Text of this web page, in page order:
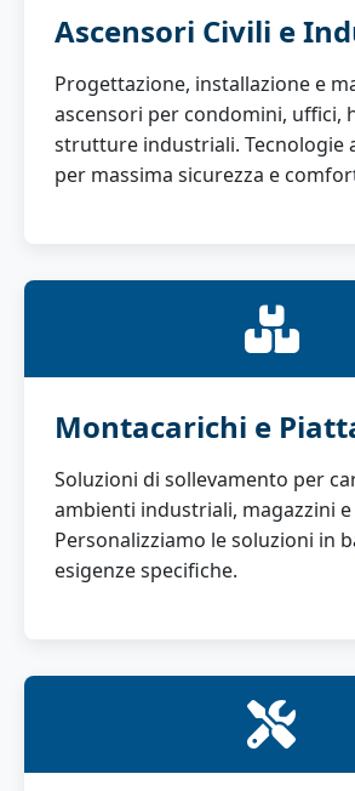
Ascensori Civili e
Progettazione, installazione e
ascensori per condomini, uffici,
strutture industriali. Tecnologie
per massima sicurezza e
Montacarichi e
Soluzioni di sollevamento per
ambienti industriali, magazzini
Personalizziamo le soluzioni in
esigenze specifiche.